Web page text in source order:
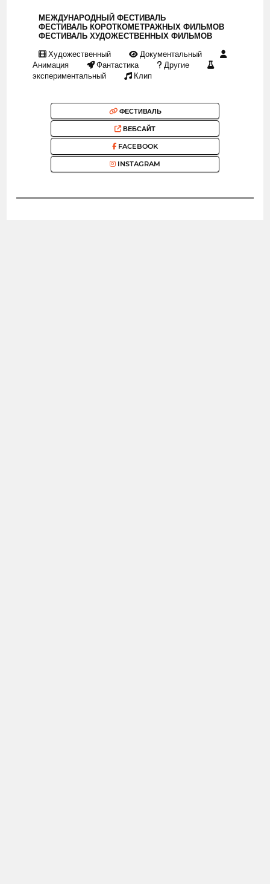
МЕЖДУНАРОДНЫЙ ФЕСТИВАЛЬ
ФЕСТИВАЛЬ КОРОТКОМЕТРАЖНЫХ ФИЛЬМОВ
ФЕСТИВАЛЬ ХУДОЖЕСТВЕННЫХ ФИЛЬМОВ
Художественный
Документальный
Анимация
Фантастика
Другие
экспериментальный
Клип
ФЕСТИВАЛЬ
ВЕБСАЙТ
FACEBOOK
INSTAGRAM